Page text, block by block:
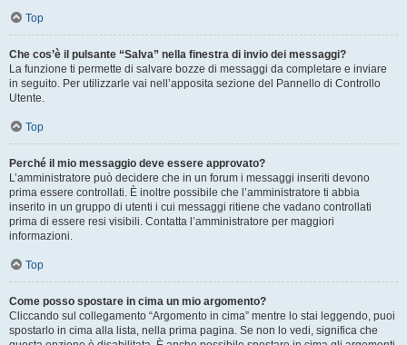
Top
Che cos’è il pulsante “Salva” nella finestra di invio dei messaggi?
La funzione ti permette di salvare bozze di messaggi da completare e inviare
in seguito. Per utilizzarle vai nell’apposita sezione del Pannello di Controllo
Utente.
Top
Perché il mio messaggio deve essere approvato?
L’amministratore può decidere che in un forum i messaggi inseriti devono
prima essere controllati. È inoltre possibile che l’amministratore ti abbia
inserito in un gruppo di utenti i cui messaggi ritiene che vadano controllati
prima di essere resi visibili. Contatta l’amministratore per maggiori
informazioni.
Top
Come posso spostare in cima un mio argomento?
Cliccando sul collegamento “Argomento in cima” mentre lo stai leggendo, puoi
spostarlo in cima alla lista, nella prima pagina. Se non lo vedi, significa che